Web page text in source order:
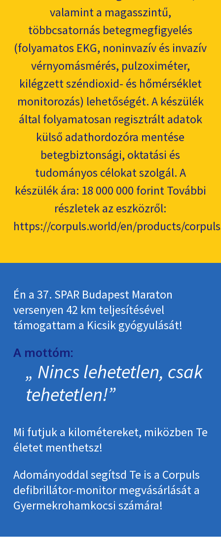
valamint a magasszintű,
többcsatornás betegmegfigyelés
(folyamatos EKG, noninvazív és invazív
vérnyomásmérés, pulzoximéter,
kilégzett széndioxid- és hőmérséklet
monitorozás) lehetőségét. A készülék
által folyamatosan regisztrált adatok
külső adathordozóra mentése
betegbiztonsági, oktatási és
tudományos célokat szolgál. A
készülék ára: 18 000 000 forint További
részletek az eszközről:
https://corpuls.world/en/products/
Én a 37. SPAR Budapest Maraton
versenyen 42 km teljesítésével
támogattam a Kicsik gyógyulását!
A mottóm:
Nincs lehetetlen, csak
tehetetlen!
Mi futjuk a kilométereket, miközben Te
életet menthetsz!
Adományoddal segítsd Te is a Corpuls
defibrillátor-monitor megvásárlását a
Gyermekrohamkocsi számára!